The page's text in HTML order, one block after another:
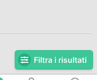
Filtra i risultati